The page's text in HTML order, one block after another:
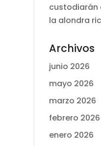
custodiarán
la alondra
Archivos
junio 2026
mayo 2026
marzo 2026
febrero 2026
enero 2026